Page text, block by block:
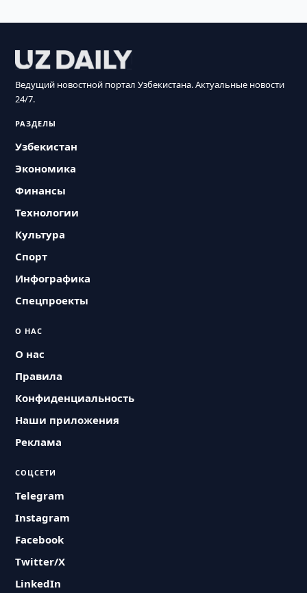
Ведущий новостной портал Узбекистана. Актуальные новости
24/7.
РАЗДЕЛЫ
Узбекистан
Экономика
Финансы
Технологии
Культура
Спорт
Инфографика
Спецпроекты
О НАС
О нас
Правила
Конфиденциальность
Наши приложения
Реклама
СОЦСЕТИ
Telegram
Instagram
Facebook
Twitter/X
LinkedIn